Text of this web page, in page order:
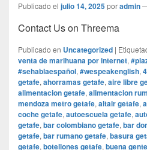
Publicado el julio 14, 2025poradmin
Contact Us on Threema
Publicado en Uncategorized |
venta de marihuana por internet,
#sehablaespañol, #wespeakenglish,
getafe, ahorramas getafe, aire libre
alimentacion getafe, alimentacion
mendoza metro getafe, altair getafe,
coche getafe, autoescuela getafe,
getafe, bar colombiano getafe, bar
getafe, bar rumano getafe, basura
getafe, botellones getafe, buena